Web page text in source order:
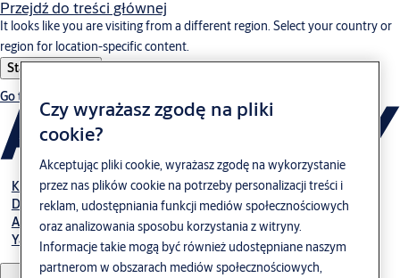
Przejdź do treści głównej
It looks like you are visiting from a different region. Select your country or
region for location-specific content.
Stay on this site
Go to Ireland
Kariera
Do pobrania
Abloy Polska
Yale Polska
Czy wyrażasz zgodę na pliki
cookie?
Akceptując pliki cookie, wyrażasz zgodę na wykorzystanie
przez nas plików cookie na potrzeby personalizacji treści i
reklam, udostępniania funkcji mediów społecznościowych
oraz analizowania sposobu korzystania z witryny.
Informacje takie mogą być również udostępniane naszym
partnerom w obszarach mediów społecznościowych,